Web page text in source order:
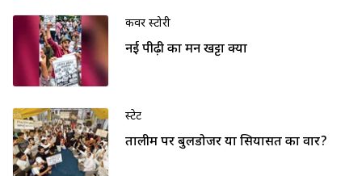
कवर स्टोरी
नई पीढ़ी का मन खट्टा क्यों
स्टेट
तालीम पर बुलडोजर या सियासत का वार?